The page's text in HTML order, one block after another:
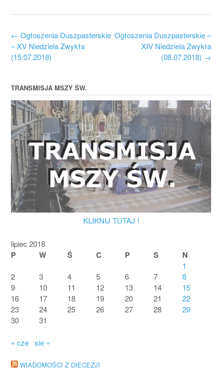
Post
navigation
Ogłoszenia Duszpasterskie –
XIV Niedziela Zwykła
(08.07.2018) →
← Ogłoszenia Duszpasterskie
– XV Niedziela Zwykła
(15.07.2018)
TRANSMISJA MSZY ŚW.
KLIKNIJ TUTAJ !
lipiec 2018
P W Ś C P S N
1
2
3 4 5 6 7
8
9
10 11 12 13 14
15
16
17 18 19 20 21
22
23
24 25 26 27 28
29
30
31
« cze sie »
WIADOMOŚCI Z DIECEZJI